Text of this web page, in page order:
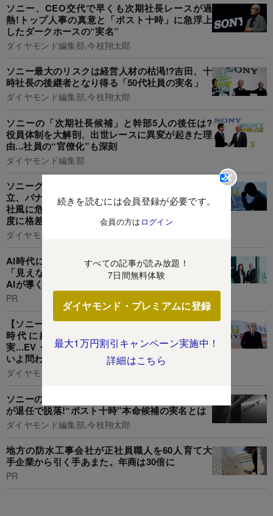
続きを読むには会員登録が必要です。
会員の方は ログイン
すべての記事が読み放題！
7日間無料体験
ダイヤモンド・プレミアムに登録
最大1万円割引キャンペーン実施中！
詳細はこちら
ソニー、CEO交代で早くも次期社長レースが過
熱!トップ人事の真意と「ポスト十時」に急浮上
したダークホースの“実名”
ダイヤモンド編集部,今枝翔太郎
ソニー最大のリスクは経営人材の枯渇!?吉田、十
時社長の後継者となり得る「50代社員の実名」
ダイヤモンド編集部,今枝翔太郎
ソニーの「次期社長候補」と幹部5人の後任は?
役員体制を大解剖、出世レースに異変が起きた理
由...社員の“官僚化”も深刻
ダイヤモンド編集部
ソニーグループ社員の「不満投稿」数が3倍に!日
立、パナソニックを上回る増加率...“自由闊達”な
社風に危機!?持ち株会社と事業会社で従業員満足
度に格差
ダイヤモンド編集部,井口慎太郎
AI時代に勝つグローバル経営の条件:海外拠点の
「見えない経営」からの脱却。「二層ERP」と
AIが導く、リアルタイム·データ統合戦略とは
PR
【ソニー】井深・盛田カリスマ経営、エレキ黄金
時代に続いて生まれた「第3の神話」の虚
実...EV・ロボット撤退、テレビ事業分離でいよ
いよ問われる十時社長の才覚
ダイヤモンド編集部
ソニーの「次期社長レース」、エレキ部門トップ
が退任で脱落!“ポスト十時”本命候補の実名とは
ダイヤモンド編集部,今枝翔太郎
地方の防水工事会社が正社員職人を60人育て大
手企業から引く手あまた。年商は30倍に
PR